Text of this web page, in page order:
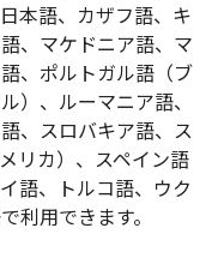
本語、カザフ語、キ
、マケドニア語、マ
、ポルトガル語（ブ
）、ルーマニア語、
、スロバキア語、ス
リカ）、スペイン語
語、トルコ語、ウク
利用できます。